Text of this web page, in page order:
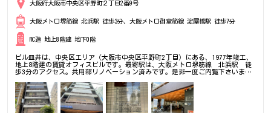
大阪府大阪市中央区平野町２丁目2番9号
大阪メトロ堺筋線 北浜駅 徒歩3分、大阪メトロ御堂筋線 淀屋橋駅 徒歩7分
RC造 地上8階建 地下0階
ビル皿井は、中央区エリア（大阪市中央区平野町2丁目）にある、1977年竣工、
地上8階建の賃貸オフィスビルです。最寄駅は、大阪メトロ堺筋線 北浜駅 徒
歩3分のアクセス。共用部リノベーション済みです。是非一度ご内覧下さいま